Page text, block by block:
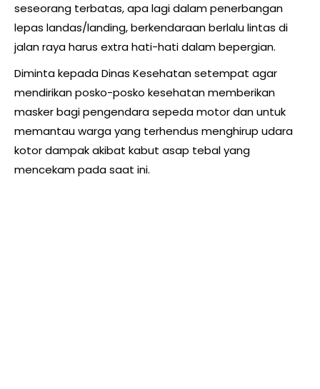
seseorang terbatas, apa lagi dalam penerbangan
lepas landas/landing, berkendaraan berlalu lintas di
jalan raya harus extra hati-hati dalam bepergian.
Diminta kepada Dinas Kesehatan setempat agar
mendirikan posko-posko kesehatan memberikan
masker bagi pengendara sepeda motor dan untuk
memantau warga yang terhendus menghirup udara
kotor dampak akibat kabut asap tebal yang
mencekam pada saat ini.